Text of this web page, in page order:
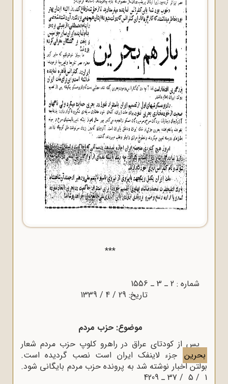
***
تاریخ: 29 / 4 / 1339
موضوع: حزب مردم
پس از کودتای عراق در راهرو کلوپ حزب مردم شعار
بحرین جزء لاینفک ایران است نصب گردیده است.
بولتن اخبار نوشته شد به پرونده حزب مردم بایگانی شود.
1 / 5 / 37 ـ 4209